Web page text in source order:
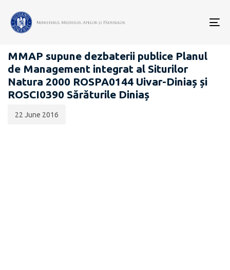
PROIECTE ACTE NORMATIVE
MMAP supune dezbaterii publice Planul
de Management integrat al Siturilor
Natura 2000 ROSPA0144 Uivar-Diniaș și
ROSCI0390 Sărăturile Diniaș
publicării:
22 June 2016